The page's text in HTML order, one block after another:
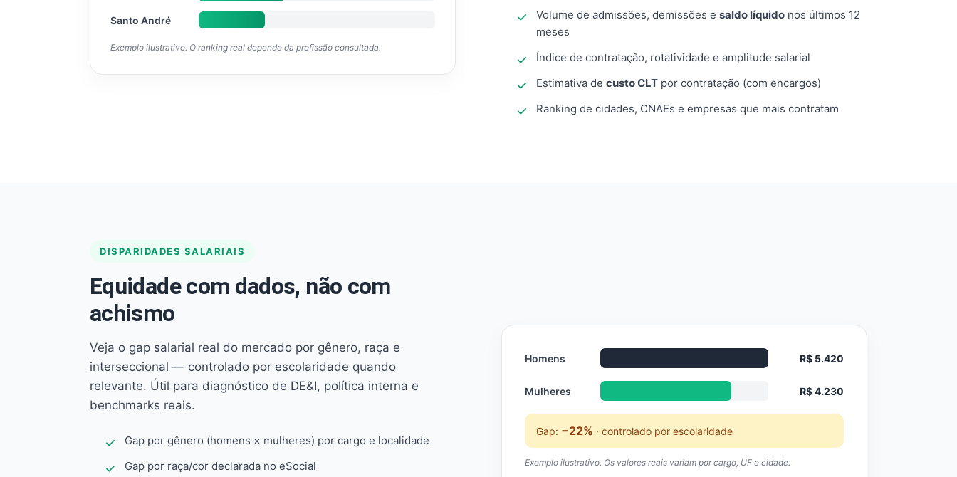
Volume de admissões, demissões e saldo líquido nos últimos 12
meses
Índice de contratação, rotatividade e amplitude salarial
Estimativa de custo CLT por contratação (com encargos)
Ranking de cidades, CNAEs e empresas que mais contratam
Santo André
Exemplo ilustrativo. O ranking real depende da profissão consultada.
DISPARIDADES SALARIAIS
Equidade com dados, não com
achismo
Veja o gap salarial real do mercado por gênero, raça e
interseccional — controlado por escolaridade quando
relevante. Útil para diagnóstico de DE&I, política interna e
benchmarks reais.
Gap por gênero (homens × mulheres) por cargo e localidade
Gap por raça/cor declarada no eSocial
Homens R$ 5.420
Mulheres R$ 4.230
Gap: −22% · controlado por escolaridade
Exemplo ilustrativo. Os valores reais variam por cargo, UF e cidade.